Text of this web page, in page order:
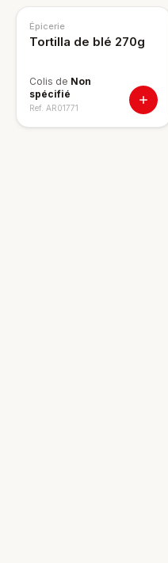
Épicerie
Tortilla de blé 270g
Colis de Non
spécifié
Ref. AR01771